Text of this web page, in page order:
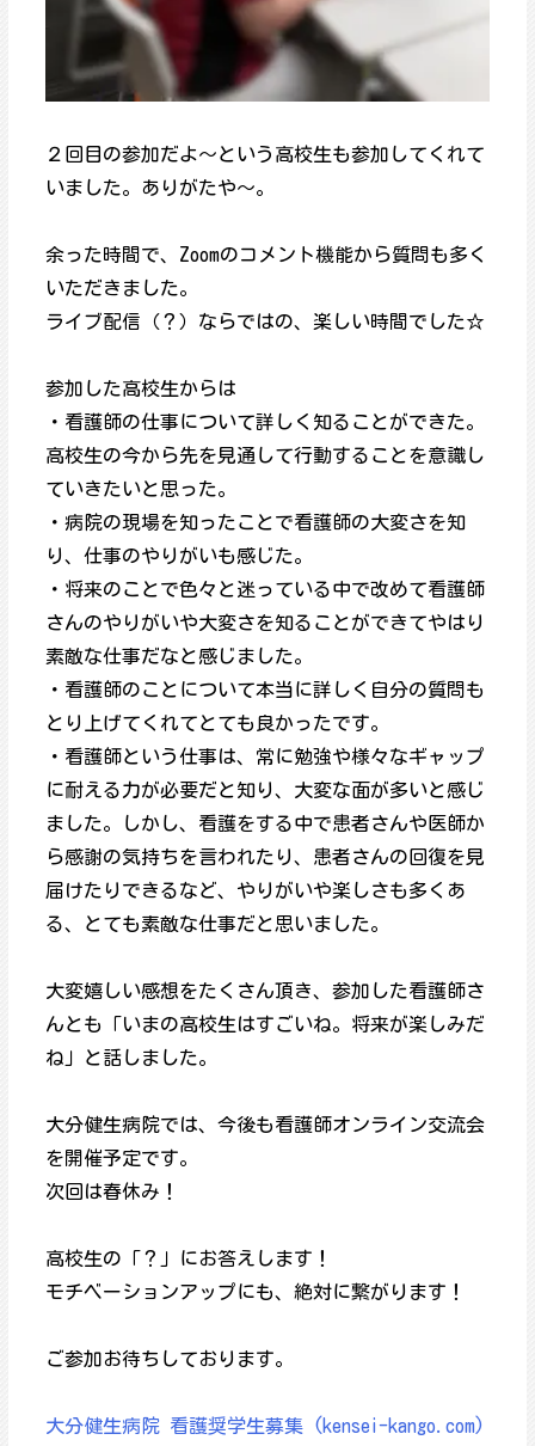
２回目の参加だよ～という高校生も参加してくれて
いました。ありがたや～。
余った時間で、Zoomのコメント機能から質問も多く
いただきました。
ライブ配信（？）ならではの、楽しい時間でした☆
参加した高校生からは
・看護師の仕事について詳しく知ることができた。
高校生の今から先を見通して行動することを意識し
ていきたいと思った。
・病院の現場を知ったことで看護師の大変さを知
り、仕事のやりがいも感じた。
・将来のことで色々と迷っている中で改めて看護師
さんのやりがいや大変さを知ることができてやはり
素敵な仕事だなと感じました。
・看護師のことについて本当に詳しく自分の質問も
とり上げてくれてとても良かったです。
・看護師という仕事は、常に勉強や様々なギャップ
に耐える力が必要だと知り、大変な面が多いと感じ
ました。しかし、看護をする中で患者さんや医師か
ら感謝の気持ちを言われたり、患者さんの回復を見
届けたりできるなど、やりがいや楽しさも多くあ
る、とても素敵な仕事だと思いました。
大変嬉しい感想をたくさん頂き、参加した看護師さ
んとも「いまの高校生はすごいね。将来が楽しみだ
ね」と話しました。
大分健生病院では、今後も看護師オンライン交流会
を開催予定です。
次回は春休み！
高校生の「？」にお答えします！
モチベーションアップにも、絶対に繋がります！
ご参加お待ちしております。
大分健生病院 看護奨学生募集 (kensei-kango.com)